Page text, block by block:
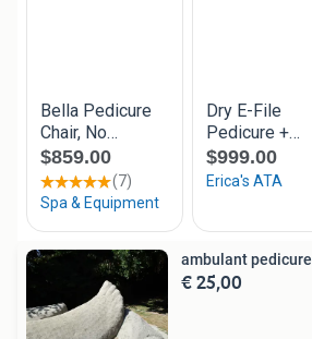
ambulant pedicure
€ 25,00